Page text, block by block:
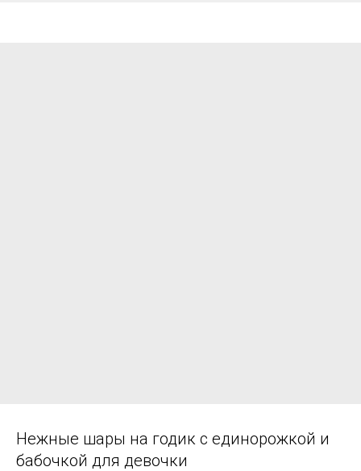
Нежные шары на годик с единорожкой и
бабочкой для девочки